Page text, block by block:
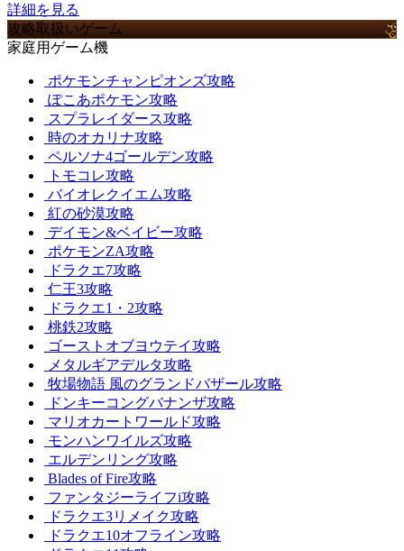
詳細を見る
攻略取扱いゲーム
家庭用ゲーム機
ポケモンチャンピオンズ攻略
ぽこあポケモン攻略
スプラレイダース攻略
時のオカリナ攻略
ペルソナ4ゴールデン攻略
トモコレ攻略
バイオレクイエム攻略
紅の砂漠攻略
デイモン&ベイビー攻略
ポケモンZA攻略
ドラクエ7攻略
仁王3攻略
ドラクエ1・2攻略
桃鉄2攻略
ゴーストオブヨウテイ攻略
メタルギアデルタ攻略
牧場物語 風のグランドバザール攻略
ドンキーコングバナンザ攻略
マリオカートワールド攻略
モンハンワイルズ攻略
エルデンリング攻略
Blades of Fire攻略
ファンタジーライフi攻略
ドラクエ3リメイク攻略
ドラクエ10オフライン攻略